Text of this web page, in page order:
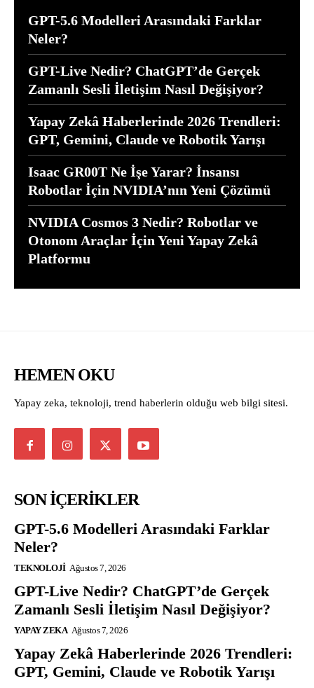
GPT-5.6 Modelleri Arasındaki Farklar
Neler?
GPT-Live Nedir? ChatGPT’de Gerçek
Zamanlı Sesli İletişim Nasıl Değişiyor?
Yapay Zekâ Haberlerinde 2026 Trendleri:
GPT, Gemini, Claude ve Robotik Yarışı
Isaac GR00T Ne İşe Yarar? İnsansı
Robotlar İçin NVIDIA’nın Yeni Çözümü
NVIDIA Cosmos 3 Nedir? Robotlar ve
Otonom Araçlar İçin Yeni Yapay Zekâ
Platformu
HEMEN OKU
Yapay zeka, teknoloji, trend haberlerin olduğu web bilgi sitesi.
SON İÇERİKLER
GPT-5.6 Modelleri Arasındaki Farklar
Neler?
TEKNOLOJI Ağustos 7, 2026
GPT-Live Nedir? ChatGPT’de Gerçek
Zamanlı Sesli İletişim Nasıl Değişiyor?
YAPAY ZEKA Ağustos 7, 2026
Yapay Zekâ Haberlerinde 2026 Trendleri:
GPT, Gemini, Claude ve Robotik Yarışı